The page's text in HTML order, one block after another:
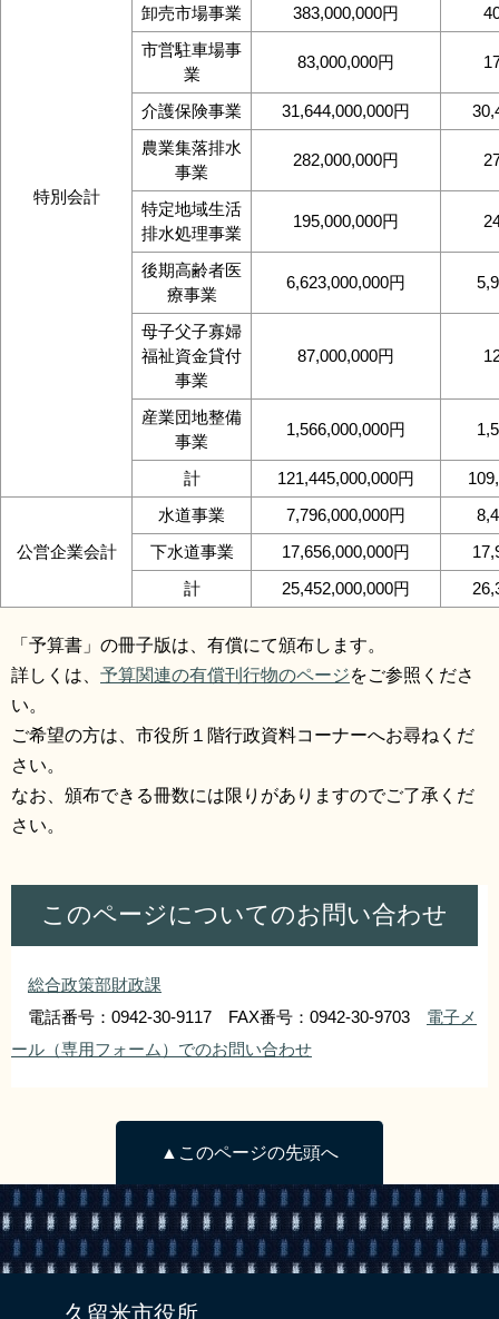
特別会計
卸売市場事業
383,000,000円
市営駐車場事
業
83,000,000円
介護保険事業 31,644,000,000円
農業集落排水
事業
282,000,000円
特定地域生活
排水処理事業
195,000,000円
後期高齢者医
療事業
6,623,000,000円
母子父子寡婦
福祉資金貸付
事業
87,000,000円
産業団地整備
事業
1,566,000,000円
計 121,445,000,000円
公営企業会計
水道事業 7,796,000,000円
下水道事業
17,656,000,000円
計
25,452,000,000円
「予算書」の冊子版は、有償にて頒布します。
詳しくは、 予算関連の有償刊行物のページをご参照くださ
い。
ご希望の方は、市役所１階行政資料コーナーへお尋ねくだ
さい。
なお、頒布できる冊数には限りがありますのでご了承くだ
さい。
このページについてのお問い合わせ
総合政策部財政課
電話番号：0942-30-9117 FAX番号：0942-30-9703 電子メ
ール（専用フォーム）でのお問い合わせ
▲このページの先頭へ
久留米市役所